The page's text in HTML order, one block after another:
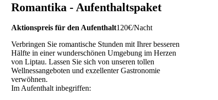
Romantika - Aufenthaltspaket
Aktionspreis für den Aufenthalt120€/Nacht
Verbringen Sie romantische Stunden mit Ihrer besseren
Hälfte in einer wunderschönen Umgebung im Herzen
von Liptau. Lassen Sie sich von unseren tollen
Wellnessangeboten und exzellenter Gastronomie
verwöhnen.
Im Aufenthalt inbegriffen: